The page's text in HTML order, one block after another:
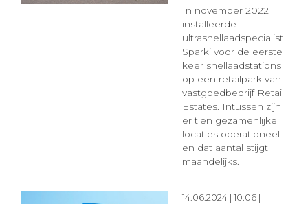
In november 2022
installeerde
ultrasnellaadspecialist
Sparki voor de eerste
keer snellaadstations
op een retailpark van
vastgoedbedrijf Retail
Estates. Intussen zijn
er tien gezamenlijke
locaties operationeel
en dat aantal stijgt
maandelijks.
14.06.2024 | 10:06 |